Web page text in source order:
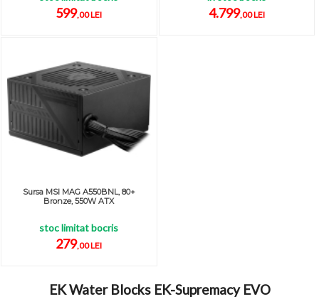
599,00 LEI 4.799,00 LEI
Sursa MSI MAG A550BNL, 80+
Bronze, 550W ATX
stoc limitat bocris
279,00 LEI
EK Water Blocks EK-Supremacy EVO